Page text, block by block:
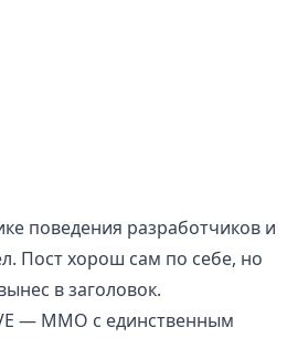
поведения разработчиков и
Пост хорош сам по себе, но
в заголовок.
— ММО с единственным